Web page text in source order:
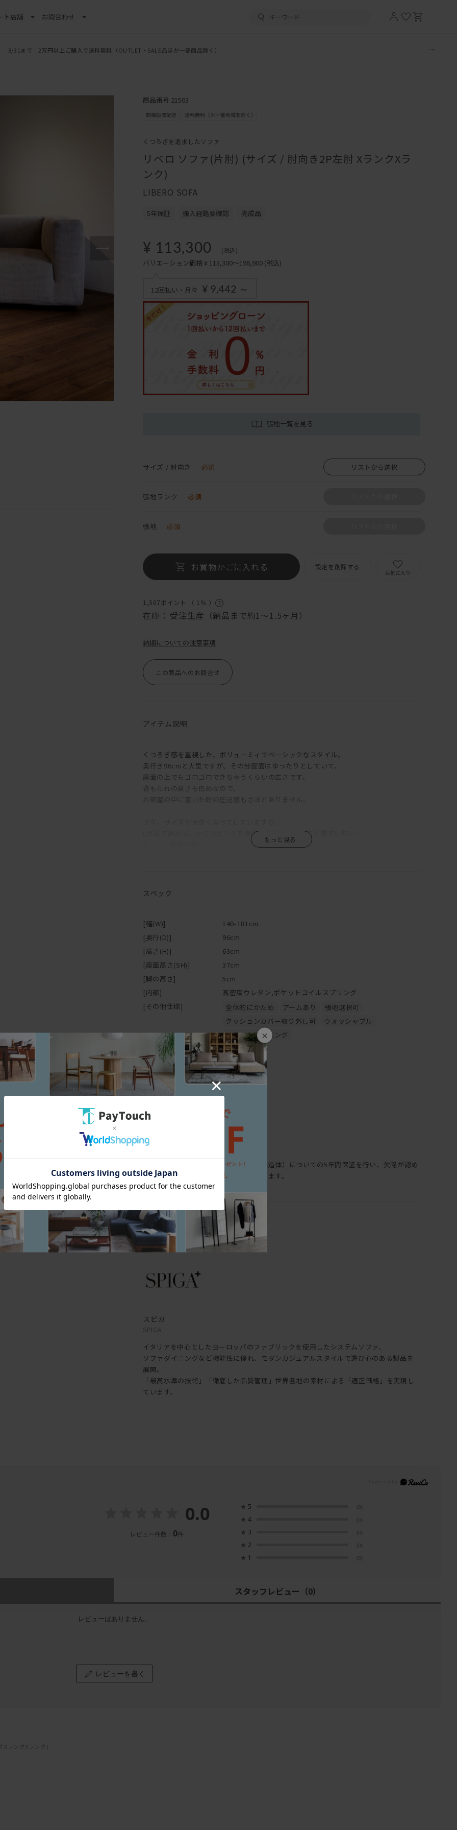
ト店舗 お問合わせ
×
LINE新規追加でクーポンプレゼント
商品番号 21503
くつろぎを追求したソファ
リベロ ソファ(片肘) (サイズ / 肘向き2P左肘 XランクXラ
ンク)
LIBERO SOFA
5年保証 搬入経路要確認 完成品
¥ 113,300 (税込)
バリエーション価格 ¥ 113,300～196,900 (税込)
12回払い・月々 ¥ 9,442 ～
張地一覧を見る
サイズ / 肘向き 必須 リストから選択
張地ランク 必須
張地 必須
お買物かごに入れる 設定を削除する
お気に入り
1,507ポイント （ 1％ ）
在庫： 受注生産（納品まで約1〜1.5ヶ月）
納期についての注意事項
この商品へのお問合せ
アイテム説明
くつろぎ感を重視した、ボリューミィでベーシックなスタイル。
奥行き96cmと大型ですが、その分座面はゆったりとしていて、
座面の上でもゴロゴロできちゃうくらいの広さです。
背もたれの高さも低めなので、
L字型で組めば、更にリビングを豪華に彩ってくれること間違い無し！
きっと、家族の憩いのスペースになる事でしょう。
ご自宅での丸洗いも可能と、なんとも使い勝手の良いソファです。
生地の種類も豊富で、デザインもベーシックなので、
木材をたっぷり使ったナチュラルなお部屋でも、
幅広く合わせやすく、きっとあなたのお部屋にも合わせられるはず。
スペック
[幅(W)]
140-181cm
[奥行(D)]
96cm
[高さ(H)]
63cm
[座面高さ(SH)]
37cm
[脚の高さ]
5cm
[内部]
高密度ウレタン,ポケットコイルスプリング
[その他仕様]
全体的にかため アームあり
張地選択可
クッションカバー取り外し可
ウォッシャブル
ドライクリーニング
保証
保証期間
ソファにつきましては製品保証部位（構造体）についての5年間保証を行い、欠陥が認め
られた場合、無償にて修理・交換いたします。
ブランド
スピガ
SPIGA
イタリアを中心としたヨーロッパのファブリックを使用したシステムソファ、
ソファダイニングなど機能性に優れ、モダンカジュアルスタイルで遊び心のある製品を
展開。
「最高水準の技術」「徹底した品質管理」世界各地の素材による「適正価格」を実現し
ています。
0.0
レビュー件数： 0件
★ 5 (0)
★ 4 (0)
★ 3 (0)
★ 2 (0)
★ 1 (0)
スタッフレビュー （0）
レビューはありません。
レビューを書く
ランクXランク)